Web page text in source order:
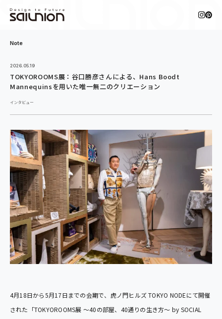
Note
2026.05.19
TOKYOROOMS展：谷口勝彦さんによる、Hans Boodt
Mannequinsを用いた唯一無二のクリエーション
インタビュー
4月18日から5月17日までの会期で、虎ノ門ヒルズ TOKYO NODEにて開催
された「TOKYOROOMS展 〜40の部屋、40通りの生き方〜 by SOCIAL